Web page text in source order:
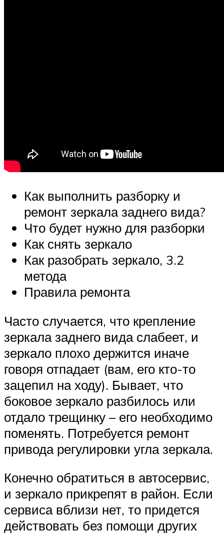
Как выполнить разборку и
ремонт зеркала заднего вида?
Что будет нужно для разборки
Как снять зеркало
Как разобрать зеркало, 3.2
метода
Правила ремонта
Часто случается, что крепление
зеркала заднего вида слабеет, и
зеркало плохо держится иначе
говоря отпадает (вам, его кто-то
зацепил на ходу). Бывает, что
боковое зеркало разбилось или
отдало трещинку – его необходимо
поменять. Потребуется ремонт
привода регулировки угла зеркала.
Конечно обратиться в автосервис,
и зеркало прикрепят в район. Если
сервиса вблизи нет, то придется
действовать без помощи других